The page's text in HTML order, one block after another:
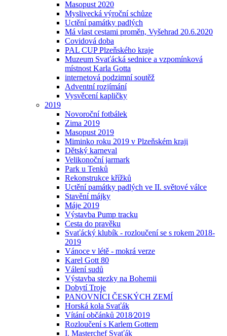
Masopust 2020
Myslivecká výroční schůze
Uctění památky padlých
Má vlast cestami proměn, Vyšehrad 20.6.2020
Covidová doba
PAL CUP Plzeňského kraje
Muzeum Svaťácká sednice a vzpomínková
místnost Karla Gotta
internetová podzimní soutěž
Adventní rozjímání
Vysvěcení kapličky
2019
Novoroční fotbálek
Zima 2019
Masopust 2019
Miminko roku 2019 v Plzeňském kraji
Dětský karneval
Velikonoční jarmark
Park u Tenků
Rekonstrukce křížků
Uctění památky padlých ve II. světové válce
Stavění májky
Máje 2019
Výstavba Pump tracku
Cesta do pravěku
Svaťácký klubík - rozloučení se s rokem 2018-
2019
Vánoce v létě - mokrá verze
Karel Gott 80
Válení sudů
Výstavba stezky na Bohemii
Dobytí Troje
PANOVNÍCI ČESKÝCH ZEMÍ
Horská kola Svaťák
Vítání občánků 2018⁄2019
Rozloučení s Karlem Gottem
I. Masterchef Svaťák